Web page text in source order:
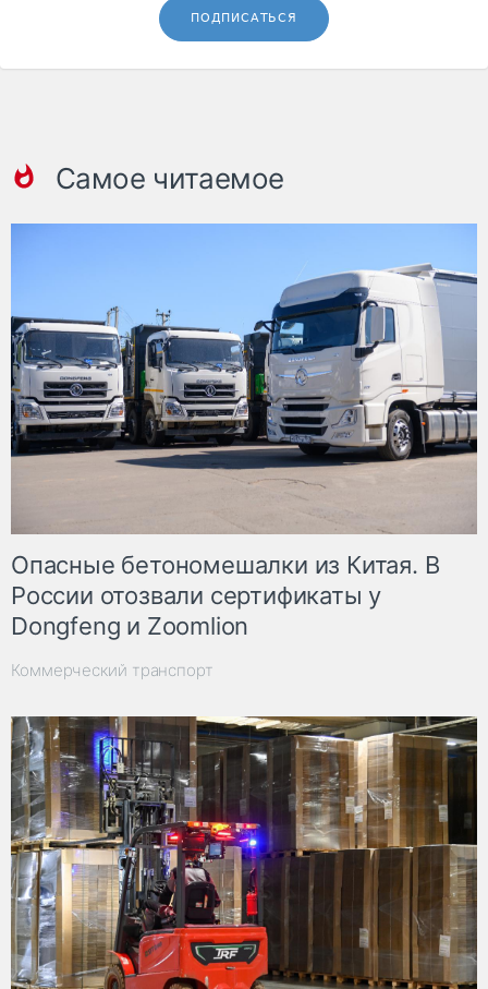
ПОДПИСАТЬСЯ
Самое читаемое
Опасные бетономешалки из Китая. В
России отозвали сертификаты у
Dongfeng и Zoomlion
Коммерческий транспорт